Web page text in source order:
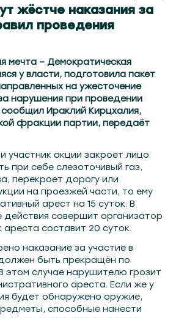
Барановичи 98.4 Бобруйск 103.6
жёстче наказания за
проведения
мечта – Демократическая
у власти, подготовила пакет
на ужесточение
нарушения при проведении
Ираклий Кирцхалия,
фракции партии, передаёт
участник акции закроет лицо
при себе слезоточивый газ,
перекроет дорогу или
на проезжей части, то ему
арест на 15 суток. В
действия совершит организатор
ареста составит 20 суток.
наказание за участие в
быть прекращён по
этом случае нарушителю грозит
ареста. Если же у
будет обнаружено оружие,
способные нанести